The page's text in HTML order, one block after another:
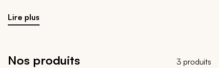
Lire plus
3 produits
Nos produits